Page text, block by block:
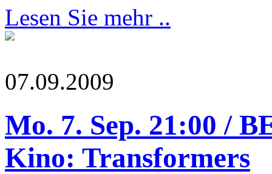
Lesen Sie mehr ..
07.09.2009
Mo. 7. Sep. 21:00 /
Kino: Transformers